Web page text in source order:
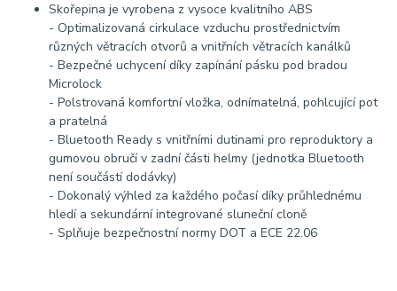
Skořepina je vyrobena z vysoce kvalitního ABS
- Optimalizovaná cirkulace vzduchu prostřednictvím
různých větracích otvorů a vnitřních větracích kanálků
- Bezpečné uchycení díky zapínání pásku pod bradou
Microlock
- Polstrovaná komfortní vložka, odnímatelná, pohlcující pot
a pratelná
- Bluetooth Ready s vnitřními dutinami pro reproduktory a
gumovou obručí v zadní části helmy (jednotka Bluetooth
není součástí dodávky)
- Dokonalý výhled za každého počasí díky průhlednému
hledí a sekundární integrované sluneční cloně
- Splňuje bezpečnostní normy DOT a ECE 22.06